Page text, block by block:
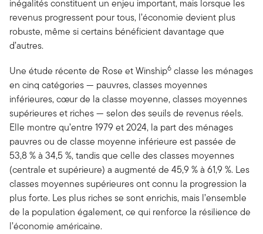
inégalités constituent un enjeu important, mais lorsque les
revenus progressent pour tous, l’économie devient plus
robuste, même si certains bénéficient davantage que
d’autres.
Une étude récente de Rose et Winship6 classe les ménages
en cinq catégories — pauvres, classes moyennes
inférieures, cœur de la classe moyenne, classes moyennes
supérieures et riches — selon des seuils de revenus réels.
Elle montre qu’entre 1979 et 2024, la part des ménages
pauvres ou de classe moyenne inférieure est passée de
53,8 % à 34,5 %, tandis que celle des classes moyennes
(centrale et supérieure) a augmenté de 45,9 % à 61,9 %. Les
classes moyennes supérieures ont connu la progression la
plus forte. Les plus riches se sont enrichis, mais l’ensemble
de la population également, ce qui renforce la résilience de
l’économie américaine.